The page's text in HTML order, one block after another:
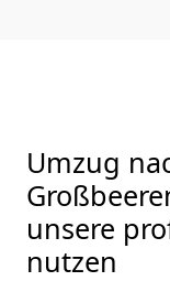
Umzug
unsere
nutzen